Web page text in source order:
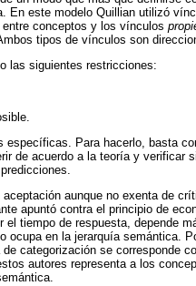
En este modelo Quillian utilizó
conceptos y los vínculos
tipos de vínculos son
las siguientes restricciones:
específicas. Para hacerlo, basta
de acuerdo a la teoría y verificar
aunque no exenta de
apuntó contra el principio de
tiempo de respuesta, depende
ocupa en la jerarquía semántica.
categorización se corresponde
autores representa a los